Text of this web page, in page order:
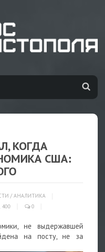
КОГДА
США:
/ АНАЛИТИКА
0
не выдержавшей
на посту, не за